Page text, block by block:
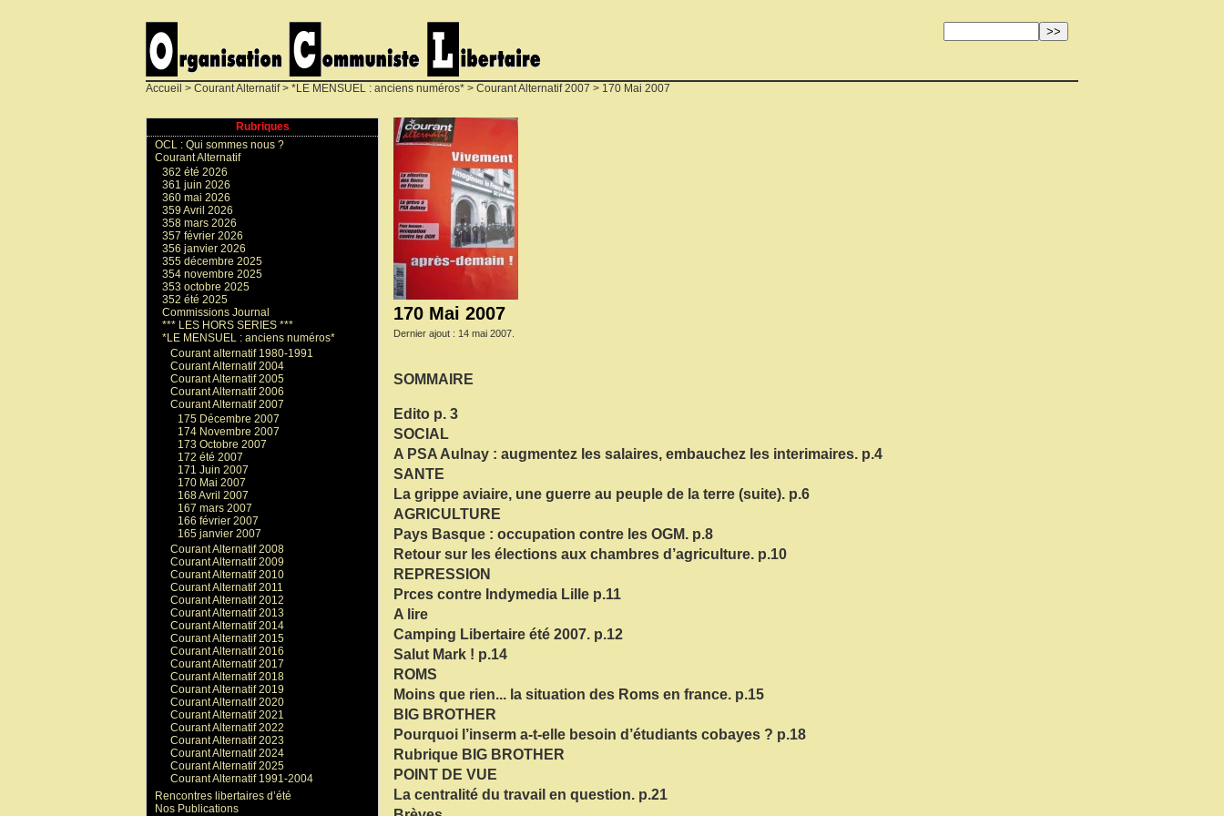
Accueil > Courant Alternatif> *LE MENSUEL : anciens numéros* > Courant Alternatif 2007 > 170 Mai 2007
170 Mai 2007
Dernier ajout : 14 mai 2007.
SOMMAIRE
Edito p. 3
SOCIAL
A PSA Aulnay : augmentez les salaires, embauchez les interimaires. p.4
SANTE
La grippe aviaire, une guerre au peuple de la terre (suite). p.6
AGRICULTURE
Pays Basque : occupation contre les OGM. p.8
Retour sur les élections aux chambres d’agriculture. p.10
REPRESSION
Prces contre Indymedia Lille p.11
A lire
Camping Libertaire été 2007. p.12
Salut Mark ! p.14
ROMS
Moins que rien... la situation des Roms en france. p.15
BIG BROTHER
Pourquoi l’inserm a-t-elle besoin d’étudiants cobayes ? p.18
Rubrique BIG BROTHER
POINT DE VUE
La centralité du travail en question. p.21
Rubriques
OCL : Qui sommes nous ?
Courant Alternatif
362 été 2026
361 juin 2026
360 mai 2026
359 Avril 2026
358 mars 2026
357 février 2026
356 janvier 2026
355 décembre 2025
354 novembre 2025
353 octobre 2025
352 été 2025
Commissions Journal
*** LES HORS SERIES ***
*LE MENSUEL : anciens numéros*
Courant alternatif 1980-1991
Courant Alternatif 2004
Courant Alternatif 2005
Courant Alternatif 2006
Courant Alternatif 2007
175 Décembre 2007
174 Novembre 2007
173 Octobre 2007
172 été 2007
171 Juin 2007
170 Mai 2007
168 Avril 2007
167 mars 2007
166 février 2007
165 janvier 2007
Courant Alternatif 2008
Courant Alternatif 2009
Courant Alternatif 2010
Courant Alternatif 2011
Courant Alternatif 2012
Courant Alternatif 2013
Courant Alternatif 2014
Courant Alternatif 2015
Courant Alternatif 2016
Courant Alternatif 2017
Courant Alternatif 2018
Courant Alternatif 2019
Courant Alternatif 2020
Courant Alternatif 2021
Courant Alternatif 2022
Courant Alternatif 2023
Courant Alternatif 2024
Courant Alternatif 2025
Courant Alternatif 1991-2004
Rencontres libertaires d’été
Nos Publications